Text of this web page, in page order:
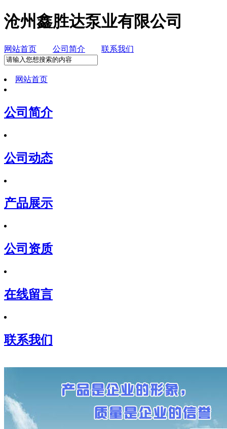
沧州鑫胜达泵业有限公司
网站首页 公司简介 联系我们
网站首页
公司简介
公司动态
产品展示
公司资质
在线留言
联系我们